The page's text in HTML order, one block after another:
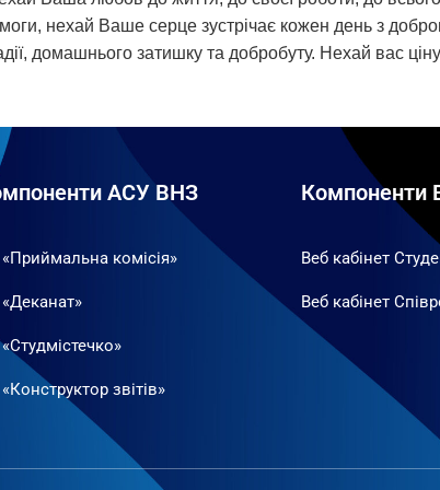
нехай Ваше серце зустрічає кожен день з
домашнього затишку та добробуту. Нехай вас
АСУ ВНЗ
комісія»
звітів»
Компоненти
Веб кабінет
Веб кабінет